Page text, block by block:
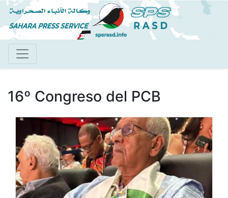
Pasar
al
contenido
16º Congreso del PCB